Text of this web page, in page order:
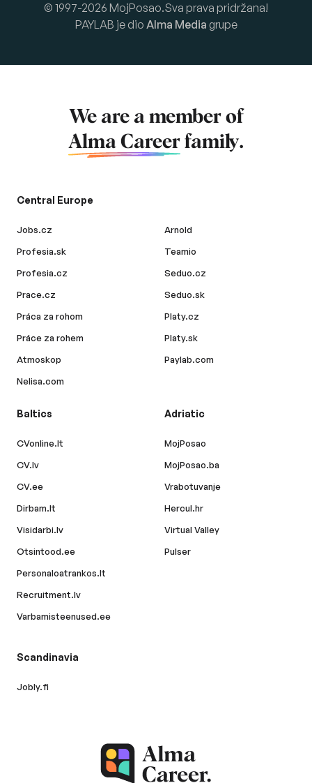
© 1997-2026 MojPosao.Sva prava pridržana!
PAYLAB je dio Alma Media grupe
We are a member of
Alma Career family.
Central Europe
Jobs.cz
Profesia.sk
Profesia.cz
Prace.cz
Práca za rohom
Práce za rohem
Atmoskop
Nelisa.com
Arnold
Teamio
Seduo.cz
Seduo.sk
Platy.cz
Platy.sk
Paylab.com
Baltics
CVonline.lt
CV.lv
CV.ee
Dirbam.lt
Visidarbi.lv
Otsintood.ee
Personaloatrankos.lt
Recruitment.lv
Varbamisteenused.ee
Adriatic
MojPosao
MojPosao.ba
Vrabotuvanje
Hercul.hr
Virtual Valley
Pulser
Scandinavia
Jobly.fi